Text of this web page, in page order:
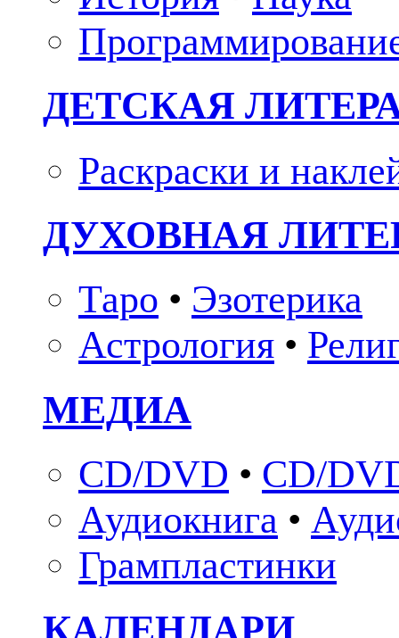
ДЕТСКАЯ
Раскраски и
ДУХОВНАЯ
Таро • Эзотерика
Астрология •
МЕДИА
CD/DVD • CD/
Аудиокнига •
Грампластинки